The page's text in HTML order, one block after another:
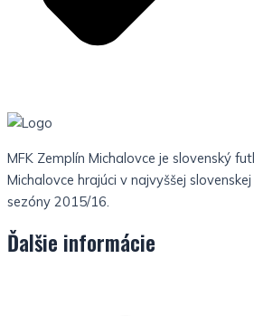
MFK Zemplín Michalovce je slovenský
Michalovce hrajúci v najvyššej
sezóny 2015/16.
Ďalšie informácie